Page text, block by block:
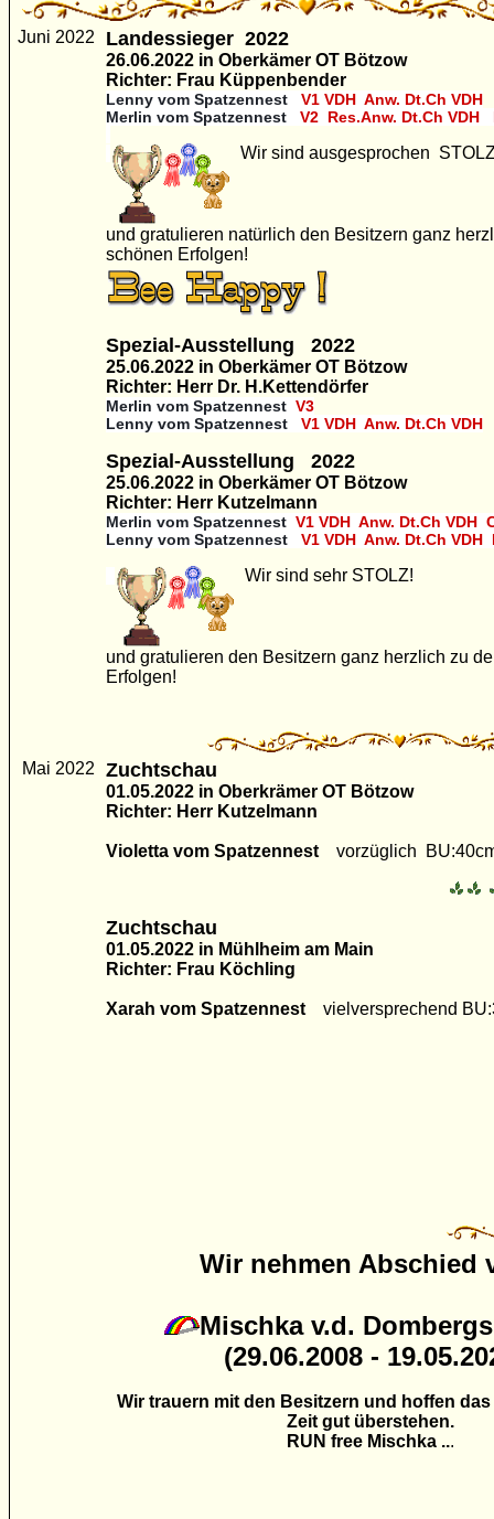
Juni 2022 Landessieger 2022
26.06.2022 in Oberkämer OT Bötzow
Richter: Frau Küppenbender
Lenny vom Spatzennest
V1 VDH Anw. Dt.Ch VDH
Merlin vom Spatzennest
V2 Res.Anw. Dt.Ch VDH
Wir sind ausgesprochen
und gratulieren natürlich den Besitzern ganz
schönen Erfolgen!
Spezial-Ausstellung 2022
25.06.2022 in Oberkämer OT Bötzow
Richter: Herr Dr. H.Kettendörfer
Merlin vom Spatzennest V3
Lenny vom Spatzennest
V1 VDH Anw. Dt.Ch VDH
Spezial-Ausstellung 2022
25.06.2022 in Oberkämer OT Bötzow
Richter: Herr Kutzelmann
Merlin vom Spatzennest V1 VDH Anw. Dt.Ch VDH
Lenny vom Spatzennest
V1 VDH Anw. Dt.Ch VDH
Wir sind sehr STOLZ!
und gratulieren den Besitzern ganz herzlich zu
Erfolgen!
Mai 2022 Zuchtschau
01.05.2022 in Oberkrämer OT Bötzow
Richter: Herr Kutzelmann
Violetta vom Spatzennest vorzüglich
Zuchtschau
01.05.2022 in Mühlheim am Main
Richter: Frau Köchling
Xarah vom Spatzennest vielversprechend
Wir nehmen Abschied
Mischka v.d.
(29.06.2008 -
Wir trauern mit den Besitzern und hoffen
Zeit gut überstehen.
RUN free Mischka ...